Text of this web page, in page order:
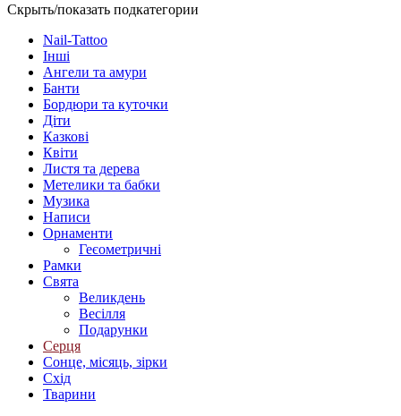
Скрыть/показать подкатегории
Nail-Tattoo
Інші
Ангели та амури
Банти
Бордюри та куточки
Діти
Казкові
Квіти
Листя та дерева
Метелики та бабки
Музика
Написи
Орнаменти
Геєометричні
Рамки
Свята
Великдень
Весілля
Подарунки
Серця
Сонце, місяць, зірки
Схід
Тварини